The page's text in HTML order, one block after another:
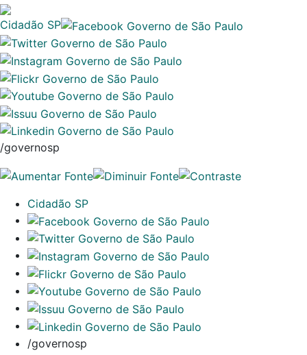
Cidadão SP
/governosp
Cidadão SP
/governosp